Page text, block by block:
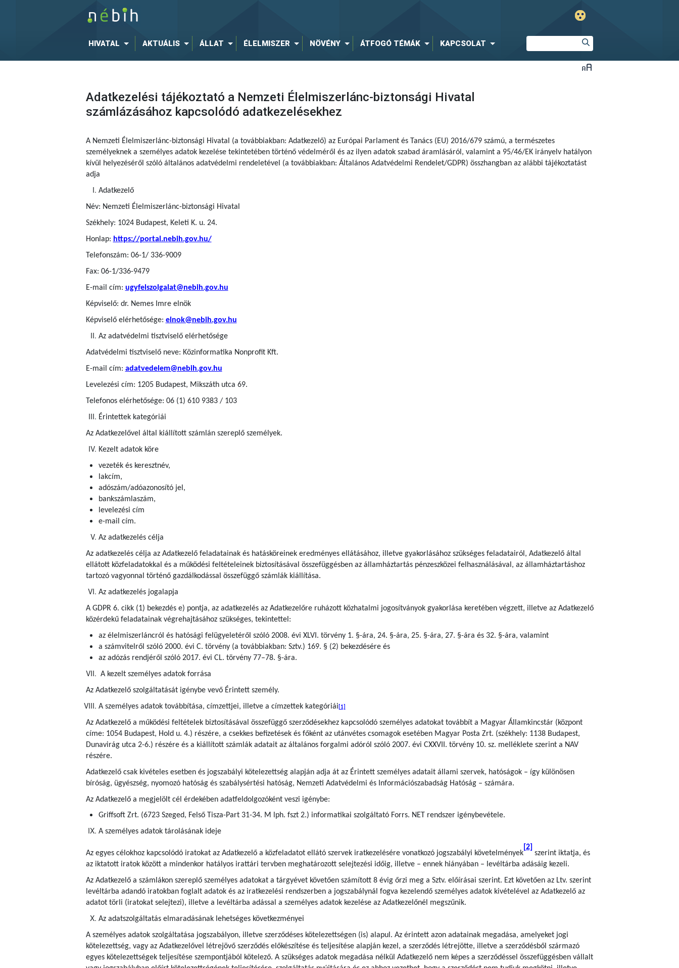
HIVATAL AKTUÁLIS ÁLLAT ÉLELMISZER NÖVÉNY ÁTFOGÓ TÉMÁK KAPCSOLAT
Adatkezelési tájékoztató a Nemzeti Élelmiszerlánc-biztonsági Hivatal
számlázásához kapcsolódó adatkezelésekhez
A Nemzeti Élelmiszerlánc-biztonsági Hivatal (a továbbiakban: Adatkezelő) az Európai Parlament és Tanács (EU) 2016/679 számú, a természetes
személyeknek a személyes adatok kezelése tekintetében történő védelméről és az ilyen adatok szabad áramlásáról, valamint a 95/46/EK irányelv hatályon
kívül helyezéséről szóló általános adatvédelmi rendeletével (a továbbiakban: Általános Adatvédelmi Rendelet/GDPR) összhangban az alábbi tájékoztatást
adja
Adatkezelő
Név: Nemzeti Élelmiszerlánc-biztonsági Hivatal
Székhely: 1024 Budapest, Keleti K. u. 24.
Honlap: https://portal.nebih.gov.hu/
Telefonszám: 06-1/ 336-9009
Fax: 06-1/336-9479
E-mail cím: ugyfelszolgalat@nebih.gov.hu
Képviselő: dr. Nemes Imre elnök
Képviselő elérhetősége: elnok@nebih.gov.hu
Az adatvédelmi tisztviselő elérhetősége
Adatvédelmi tisztviselő neve: Közinformatika Nonprofit Kft.
E-mail cím: adatvedelem@nebih.gov.hu
Levelezési cím: 1205 Budapest, Mikszáth utca 69.
Telefonos elérhetősége: 06 (1) 610 9383 / 103
Érintettek kategóriái
Az Adatkezelővel által kiállított számlán szereplő személyek.
Kezelt adatok köre
vezeték és keresztnév,
lakcím,
adószám/adóazonosító jel,
bankszámlaszám,
levelezési cím
e-mail cím.
Az adatkezelés célja
Az adatkezelés célja az Adatkezelő feladatainak és hatásköreinek eredményes ellátásához, illetve gyakorlásához szükséges feladatairól, Adatkezelő által
ellátott közfeladatokkal és a működési feltételeinek biztosításával összefüggésben az államháztartás pénzeszközei felhasználásával, az államháztartáshoz
tartozó vagyonnal történő gazdálkodással összefüggő számlák kiállítása.
Az adatkezelés jogalapja
A GDPR 6. cikk (1) bekezdés e) pontja, az adatkezelés az Adatkezelőre ruházott közhatalmi jogosítványok gyakorlása keretében végzett, illetve az Adatkezelő
közérdekű feladatainak végrehajtásához szükséges, tekintettel:
az élelmiszerláncról és hatósági felügyeletéről szóló 2008. évi XLVI. törvény 1. §-ára, 24. §-ára, 25. §-ára, 27. §-ára és 32. §-ára, valamint
a számvitelről szóló 2000. évi C. törvény (a továbbiakban: Sztv.) 169. § (2) bekezdésére és
az adózás rendjéről szóló 2017. évi CL. törvény 77–78. §-ára.
A kezelt személyes adatok forrása
Az Adatkezelő szolgáltatását igénybe vevő Érintett személy.
A személyes adatok továbbítása, címzettjei, illetve a címzettek kategóriái [1]
Az Adatkezelő a működési feltételek biztosításával összefüggő szerződésekhez kapcsolódó személyes adatokat továbbít a Magyar Államkincstár (központ
címe: 1054 Budapest, Hold u. 4.) részére, a csekkes befizetések és főként az utánvétes csomagok esetében Magyar Posta Zrt. (székhely: 1138 Budapest,
Dunavirág utca 2-6.) részére és a kiállított számlák adatait az általános forgalmi adóról szóló 2007. évi CXXVII. törvény 10. sz. melléklete szerint a NAV
részére.
Adatkezelő csak kivételes esetben és jogszabályi kötelezettség alapján adja át az Érintett személyes adatait állami szervek, hatóságok – így különösen
bíróság, ügyészség, nyomozó hatóság és szabálysértési hatóság, Nemzeti Adatvédelmi és Információszabadság Hatóság – számára.
Az Adatkezelő a megjelölt cél érdekében adatfeldolgozóként veszi igénybe:
Griffsoft Zrt. (6723 Szeged, Felső Tisza-Part 31-34. M lph. fszt 2.) informatikai szolgáltató Forrs. NET rendszer igénybevétele.
A személyes adatok tárolásának ideje
Az egyes célokhoz kapcsolódó iratokat az Adatkezelő a közfeladatot ellátó szervek iratkezelésére vonatkozó jogszabályi követelmények
[2]
szerint iktatja, és
az iktatott iratok között a mindenkor hatályos irattári tervben meghatározott selejtezési időig, illetve – ennek hiányában – levéltárba adásáig kezeli.
Az Adatkezelő a számlákon szereplő személyes adatokat a tárgyévet követően számított 8 évig őrzi meg a Sztv. előírásai szerint. Ezt követően az Ltv. szerint
levéltárba adandó iratokban foglalt adatok és az iratkezelési rendszerben a jogszabálynál fogva kezelendő személyes adatok kivételével az Adatkezelő az
adatot törli (iratokat selejtezi), illetve a levéltárba adással a személyes adatok kezelése az Adatkezelőnél megszűnik.
Az adatszolgáltatás elmaradásának lehetséges következményei
A személyes adatok szolgáltatása jogszabályon, illetve szerződéses kötelezettségen (is) alapul. Az érintett azon adatainak megadása, amelyeket jogi
kötelezettség, vagy az Adatkezelővel létrejövő szerződés előkészítése és teljesítése alapján kezel, a szerződés létrejötte, illetve a szerződésből származó
egyes kötelezettségek teljesítése szempontjából kötelező. A szükséges adatok megadása nélkül Adatkezelő nem képes a szerződéssel összefüggésben vállalt